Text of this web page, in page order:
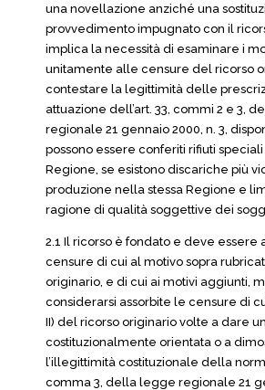
una novellazione anziché una
provvedimento impugnato con il
implica la necessità di esaminare i
unitamente alle censure del ricorso
contestare la legittimità delle
attuazione dell’art. 33, commi 2 e 3,
regionale 21 gennaio 2000, n. 3,
possono essere conferiti rifiuti
Regione, se esistono discariche più
produzione nella stessa Regione e
ragione di qualità soggettive dei
2.1 Il ricorso è fondato e deve essere
censure di cui al motivo sopra
originario, e di cui ai motivi aggiunti,
considerarsi assorbite le censure di
II) del ricorso originario volte a dare
costituzionalmente orientata o a
l’illegittimità costituzionale della
comma 3, della legge regionale 21